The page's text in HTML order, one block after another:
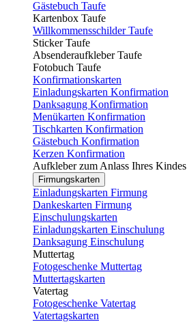
Gästebuch Taufe
Kartenbox Taufe
Willkommensschilder Taufe
Sticker Taufe
Absenderaufkleber Taufe
Fotobuch Taufe
Konfirmationskarten
Einladungskarten Konfirmation
Danksagung Konfirmation
Menükarten Konfirmation
Tischkarten Konfirmation
Gästebuch Konfirmation
Kerzen Konfirmation
Aufkleber zum Anlass Ihres Kindes
Firmungskarten
Einladungskarten Firmung
Dankeskarten Firmung
Einschulungskarten
Einladungskarten Einschulung
Danksagung Einschulung
Muttertag
Fotogeschenke Muttertag
Muttertagskarten
Vatertag
Fotogeschenke Vatertag
Vatertagskarten